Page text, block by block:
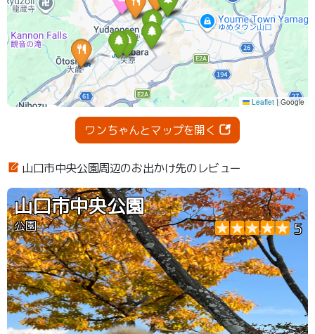
ワンちゃんとマップを開く
山口市中央公園周辺のお出かけ先のレビュー
山口市中央公園
公園 5